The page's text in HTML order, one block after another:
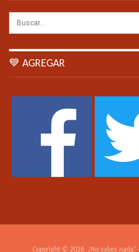
💙 AGREGAR
Copyright © 2026. ¡No sabes